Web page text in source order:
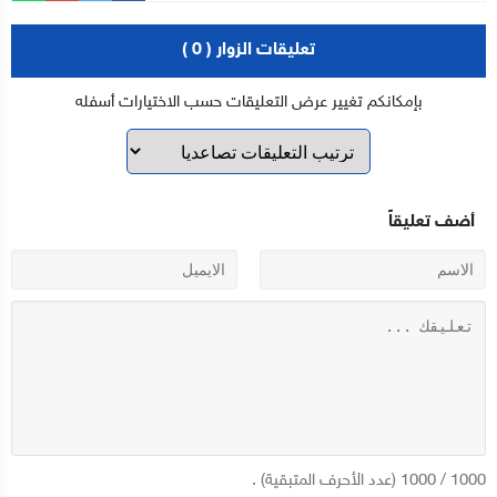
تعليقات الزوار ( 0 )
بإمكانكم تغيير عرض التعليقات حسب الاختيارات أسفله
أضف تعليقاً
1000
/
1000 (عدد الأحرف المتبقية) .